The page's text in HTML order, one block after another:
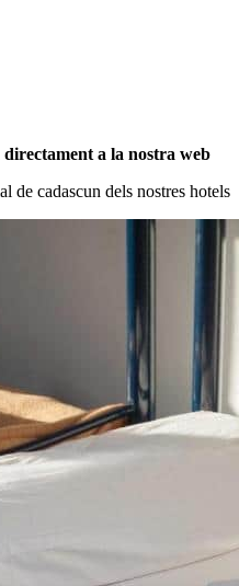
directament a la nostra web
de cadascun dels nostres hotels